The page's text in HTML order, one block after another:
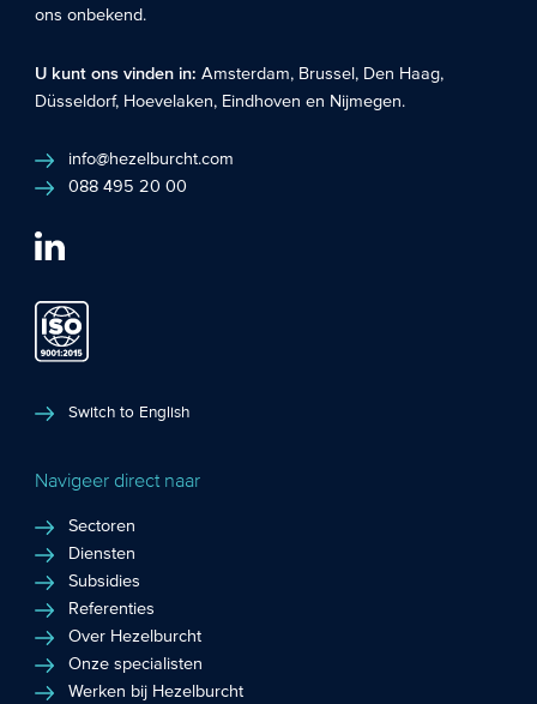
ons onbekend.
U kunt ons vinden in:Amsterdam, Brussel , Den Haag,
Düsseldorf, Hoevelaken, Eindhoven en Nijmegen.
info@hezelburcht.com
088 495 20 00
Switch to English
Navigeer direct naar
Sectoren
Diensten
Subsidies
Referenties
Over Hezelburcht
Onze specialisten
Werken bij Hezelburcht